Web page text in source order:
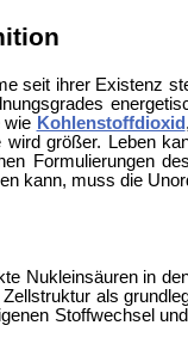
seit ihrer Existenz
wie Kohlenstoffdioxid
wird größer. Leben
Formulierungen
kann, muss die
Nukleinsäuren in
als
Stoffwechsel